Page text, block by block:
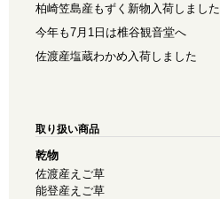
柏崎笠島産もずく新物入荷しました
今年も7月1日は椎谷観音堂へ
佐渡産塩蔵わかめ入荷しました
取り扱い商品
乾物
佐渡産えご草
能登産えご草